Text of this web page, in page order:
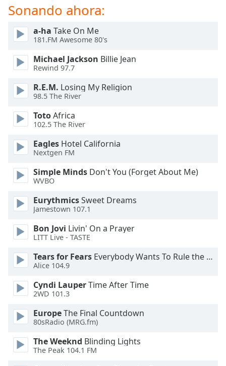
dialog
window.
Escape
cancel
and
close
Text
Color
Opacity
Text
Background
Background
Color
Opacity
Sonando ahora:
a-ha Take On Me
181.FM Awesome 80's
Michael Jackson Billie Jean
Rewind 97.7
R.E.M. Losing My Religion
98.5 The River
TotoAfrica
102.5 The River
Eagles Hotel California
Nextgen FM
Simple Minds Don't You (Forget About Me)
WVBO
EurythmicsSweet Dreams
Jamestown 107.1
Bon Jovi Livin' On a Prayer
LITT Live - TASTE
Tears for Fears Everybody Wants To Rule the World
Alice 104.9
Cyndi LauperTime After Time
2WD 101.3
EuropeThe Final Countdown
80sRadio (MRG.fm)
The Weeknd Blinding Lights
The Peak 104.1 FM